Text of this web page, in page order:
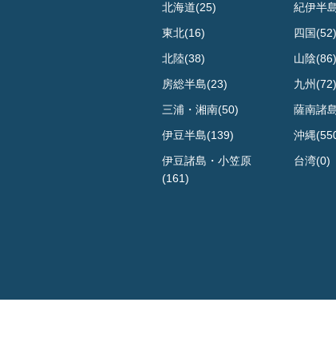
北海道(25)
東北(16)
北陸(38)
房総半島(23)
三浦・湘南(50)
伊豆半島(139)
伊豆諸島・小笠原
(161)
紀伊半
四国(52)
山陰(86)
九州(72)
薩南諸
沖縄
台湾(0)